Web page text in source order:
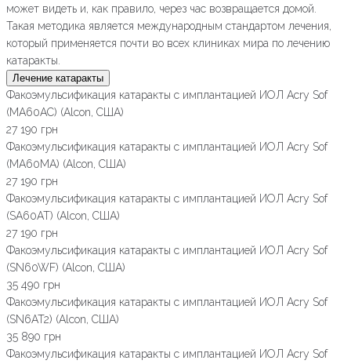
может видеть и, как правило, через час возвращается домой.
Такая методика является международным стандартом лечения,
который применяется почти во всех клиниках мира по лечению
катаракты.
Лечение катаракты
Факоэмульсификация катаракты с имплантацией ИОЛ Acry Sof
(MA60AC) (Alcon, США)
27 190 грн
Факоэмульсификация катаракты с имплантацией ИОЛ Acry Sof
(МА60МА) (Alcon, США)
27 190 грн
Факоэмульсификация катаракты с имплантацией ИОЛ Acry Sof
(SA60AT) (Alcon, США)
27 190 грн
Факоэмульсификация катаракты с имплантацией ИОЛ Acry Sof
(SN60WF) (Alcon, США)
35 490 грн
Факоэмульсификация катаракты с имплантацией ИОЛ Acry Sof
(SN6AT2) (Alcon, США)
35 890 грн
Факоэмульсификация катаракты с имплантацией ИОЛ Acry Sof